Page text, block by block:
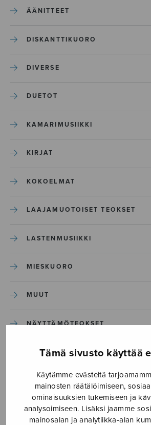
Tämä sivusto käyttää
Käytämme evästeitä
mainosten räätälöimiseen,
ominaisuuksien tukemiseen ja
analysoimiseen. Lisäksi jaamme
mainosalan ja analytiikka-alan
ÄÄNITTEET
DISKANTTIKUORO
DIVERSE
DUETOT
KAMARIMUSIIKKI
KIRJAT
KOKOELMAT
LAAJAMUOTOISET TEOKSET
LASTENMUSIIKKI
MIESKUORO
MUUT
NÄYTTÄMÖTEOKSET
SEKAKUORO
SOITINKOULUT JA OPPAAT
SOITINMUSIIKKI